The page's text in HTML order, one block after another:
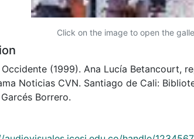
Click on the image to open the
(1999). Ana Lucía Betancourt,
Noticias CVN. Santiago de Cali:
Borrero.